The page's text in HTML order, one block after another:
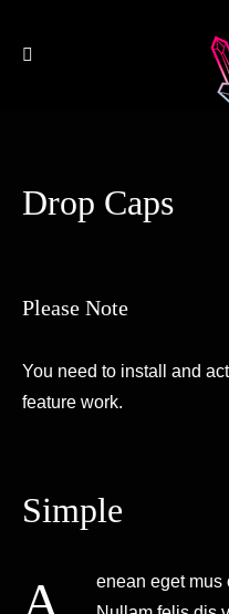
Drop Caps
Please Note
You need to install and
feature work.
Simple
Aenean eget mus orci aliquet phasellus enim.